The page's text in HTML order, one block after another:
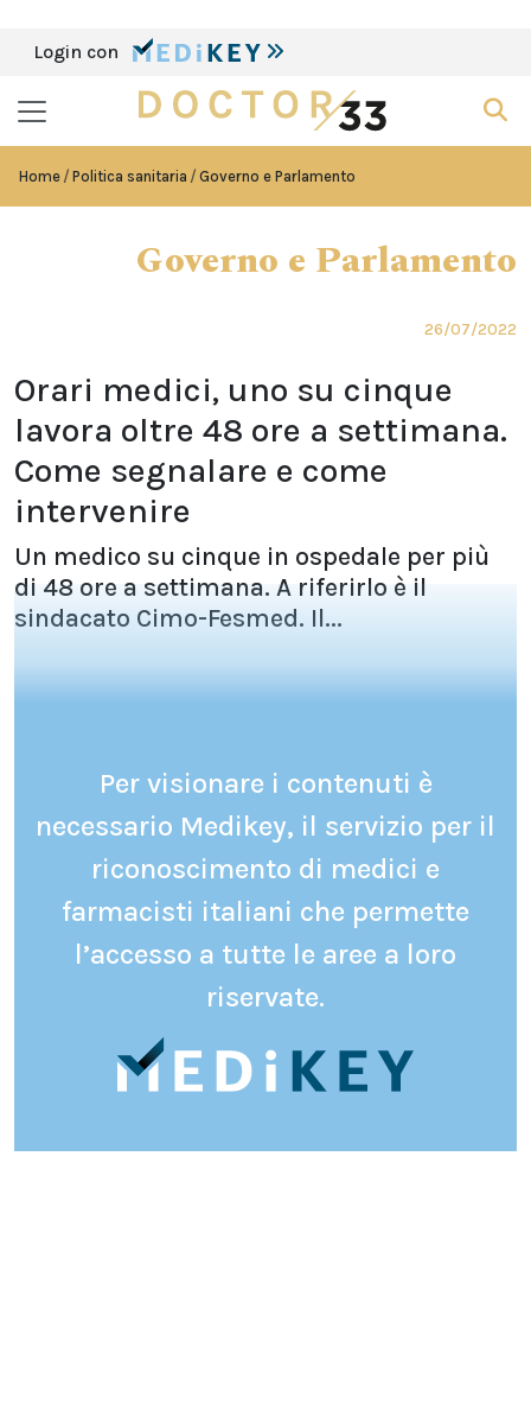
Login con
Home Politica sanitaria Governo e Parlamento
Governo e Parlamento
26/07/2022
Orari medici, uno su cinque
lavora oltre 48 ore a settimana.
Come segnalare e come
intervenire
Un medico su cinque in ospedale per più
di 48 ore a settimana. A riferirlo è il
sindacato Cimo-Fesmed. Il...
Per visionare i contenuti è
necessario Medikey, il servizio per il
riconoscimento di medici e
farmacisti italiani che permette
l’accesso a tutte le aree a loro
riservate.